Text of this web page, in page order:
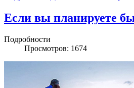
Если вы планируете
Подробности
Просмотров: 1674